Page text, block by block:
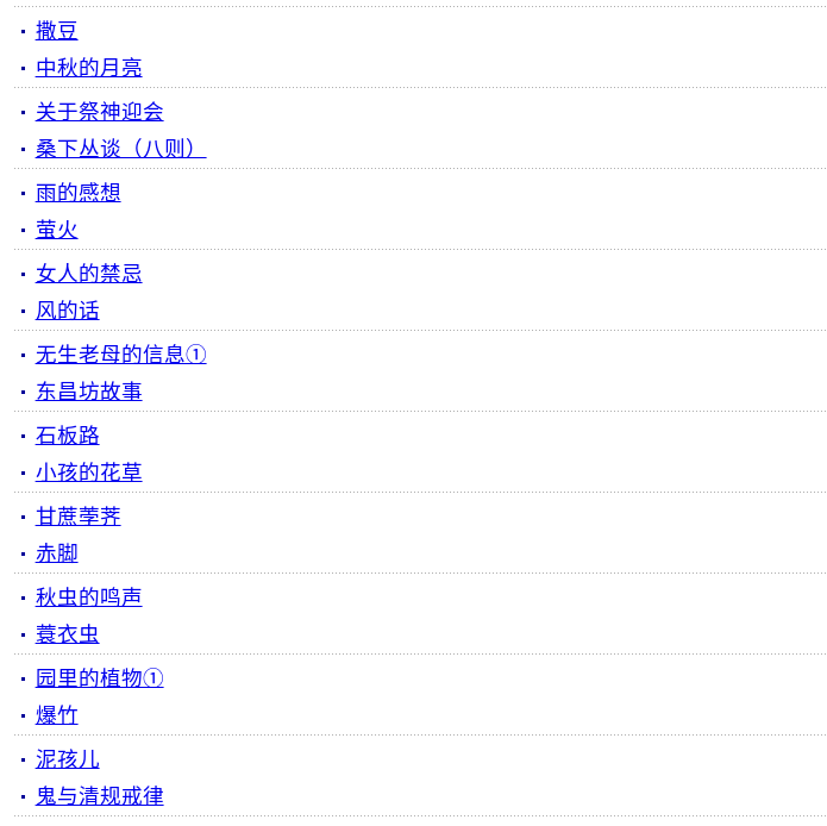
撒豆
中秋的月亮
关于祭神迎会
桑下丛谈（八则）
雨的感想
萤火
女人的禁忌
风的话
无生老母的信息①
东昌坊故事
石板路
小孩的花草
甘蔗荸荠
赤脚
秋虫的鸣声
蓑衣虫
园里的植物①
爆竹
泥孩儿
鬼与清规戒律